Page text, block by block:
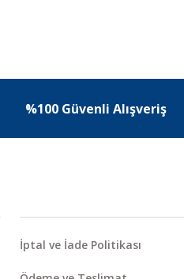
%100 Güvenli Alışveriş
İptal ve İade Politikası